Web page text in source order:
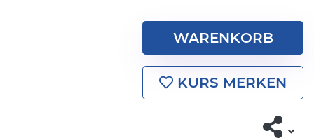
WARENKORB
KURS MERKEN